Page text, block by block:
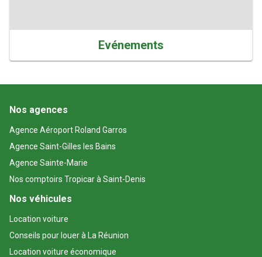
Evénements
Nos agences
Agence Aéroport Roland Garros
Agence Saint-Gilles les Bains
Agence Sainte-Marie
Nos comptoirs Tropicar à Saint-Denis
Nos véhicules
Location voiture
Conseils pour louer à La Réunion
Location voiture économique